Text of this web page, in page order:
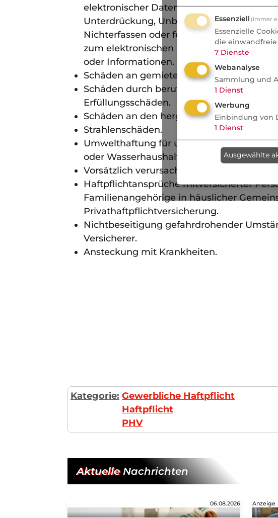
elektronischer Daten, soweit es sich
Unterdrückung, Unbrauchbarmachung
Nichterfassen oder fehlerhaftem
zum elektronischen Datenaustausch
oder Informationen.
Schäden an gemieteten, geliehenen oder
Schäden durch berufliche oder
Erfüllungsschäden.
Schäden an den hergestellten oder
Strahlenschäden.
Umwelthaftung für umweltgefährdende
oder Wasserhaushaltsgesetz.
Vorsätzlich verursachte Schäden.
Haftpflichtansprüche mitversicherter
Familienangehörige in häuslicher
Privathaftpflichtversicherung.
Nichtbeseitigung gefahrdrohender
Versicherer.
Ansteckung mit Krankheiten.
Kategorie: Gewerbliche Haftpflicht
Haftpflicht
PHV
AktuelleNachrichten
06.08.2026 Anzeige
Essenziell (immer
Essenzielle
die
7 Dienste
Webanalyse
Sammlung und
1 Dienst
Werbung
Einbindung von
1 Dienst
Ausgewählte